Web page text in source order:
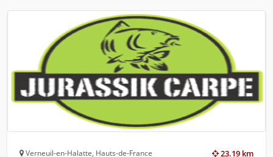
23.19 km
Verneuil-en-Halatte, Hauts-de-France